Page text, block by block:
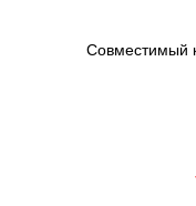
Совместимый